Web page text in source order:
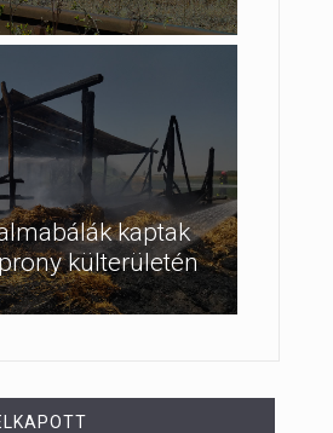
kaptak
külterületén